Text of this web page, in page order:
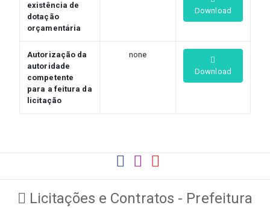
existência de
dotação
orçamentária
Download
Autorização da
autoridade
competente
para a feitura da
licitação
none
Download
Licitações e Contratos - Prefeitura